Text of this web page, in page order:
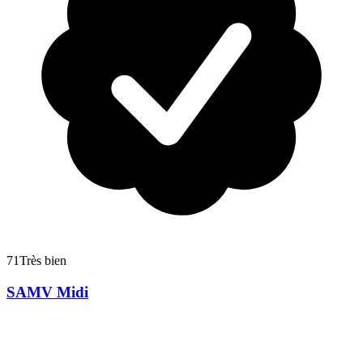
71Très bien
SAMV Midi